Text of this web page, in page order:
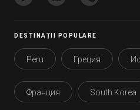
DESTINAȚII POPULARE
Peru Греция
Франция South Korea